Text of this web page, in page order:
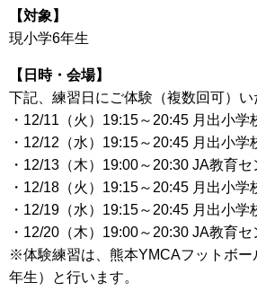
【対象】
現小学6年生
【日時・会場】
下記、練習日にご体験（複数回可）い
・12/11（火）19:15～20:45 月出小学
・12/12（水）19:15～20:45 月出小学
・12/13（木）19:00～20:30 JA教育セ
・12/18（火）19:15～20:45 月出小学
・12/19（水）19:15～20:45 月出小学
・12/20（木）19:00～20:30 JA教育セ
※体験練習は、熊本YMCAフットボー
年生）と行います。